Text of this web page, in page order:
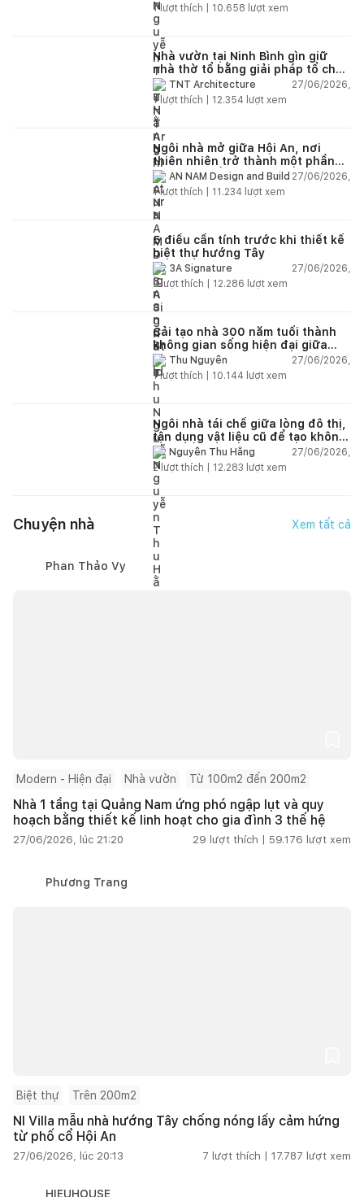
1lượt thích | 10.658 lượt xem
Nhà vườn tại Ninh Bình gìn giữ
nhà thờ tổ bằng giải pháp tổ chức
lại không gian
TNT Architecture
27/06/2026,
1lượt thích | 12.354 lượt xem
Ngôi nhà mở giữa Hội An, nơi
thiên nhiên trở thành một phần
của cuộc sống
AN NAM Design and Build 27/06/2026,
1lượt thích | 11.234 lượt xem
5 điều cần tính trước khi thiết kế
biệt thự hướng Tây
3A Signature
27/06/2026,
2lượt thích | 12.286 lượt xem
Cải tạo nhà 300 năm tuổi thành
không gian sống hiện đại giữa
thiên nhiên
Thu Nguyễn
27/06/2026,
1lượt thích | 10.144 lượt xem
Ngôi nhà tái chế giữa lòng đô thị,
tận dụng vật liệu cũ để tạo không
gian sống linh hoạt
Nguyễn Thu Hằng
27/06/2026,
2lượt thích | 12.283 lượt xem
Chuyện nhà Xem tất cả
Phan Thảo Vy
Modern - Hiện đại Nhà vườn Từ 100m2 đến 200m2
Nhà 1 tầng tại Quảng Nam ứng phó ngập lụt và quy
hoạch bằng thiết kế linh hoạt cho gia đình 3 thế hệ
27/06/2026, lúc 21:20 29 lượt thích | 59.176 lượt xem
Phương Trang
Biệt thự Trên 200m2
NI Villa mẫu nhà hướng Tây chống nóng lấy cảm hứng
từ phố cổ Hội An
27/06/2026, lúc 20:13 7 lượt thích | 17.787 lượt xem
HIEUHOUSE